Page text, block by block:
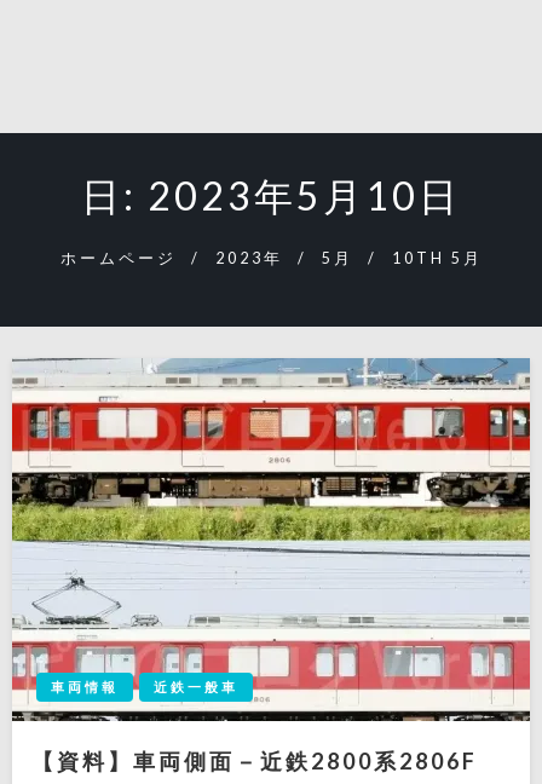
日: 2023年5月10日
ホームページ 2023年 5月 10TH 5月
車両情報 近鉄一般車
【資料】車両側面－近鉄2800系2806F